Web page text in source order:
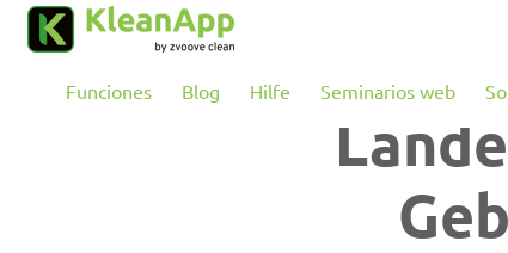
Saltar al contenido principal
Funciones Blog Hilfe Seminarios web